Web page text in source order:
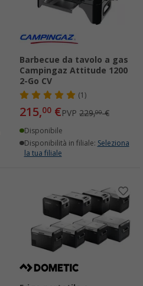
Barbecue da tavolo a gas
Campingaz Attitude 1200
2-Go CV
(1)
215,00 €PVP 229,00€
Disponibile
Disponibilità in filiale: Seleziona
la tua filiale